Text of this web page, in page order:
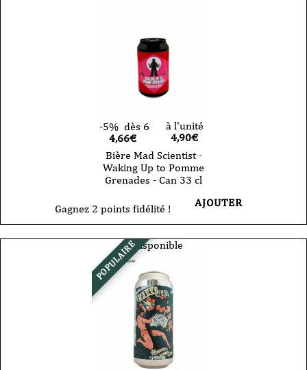
-5% dès 6
4,66€
à l'unité
4,90€
Bière Mad Scientist -
Waking Up to Pomme
Grenades - Can 33 cl
Gagnez 2 points fidélité ! AJOUTER
POPULAIREIndisponible